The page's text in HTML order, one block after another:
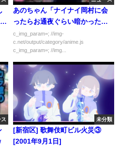
あのちゃん「ナイナイ岡村に会
ったらお通夜ぐらい暗かった…
想像を絶する暗さｗ」
c_img_param=; //img-
c.net/output/category/anime.js
c_img_param=; //img...
ス 未分類
[新宿区] 歌舞伎町ビル火災③
[2001年9月1日]